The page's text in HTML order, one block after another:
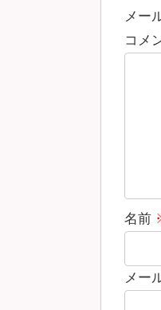
メー
コメ
名前
メー